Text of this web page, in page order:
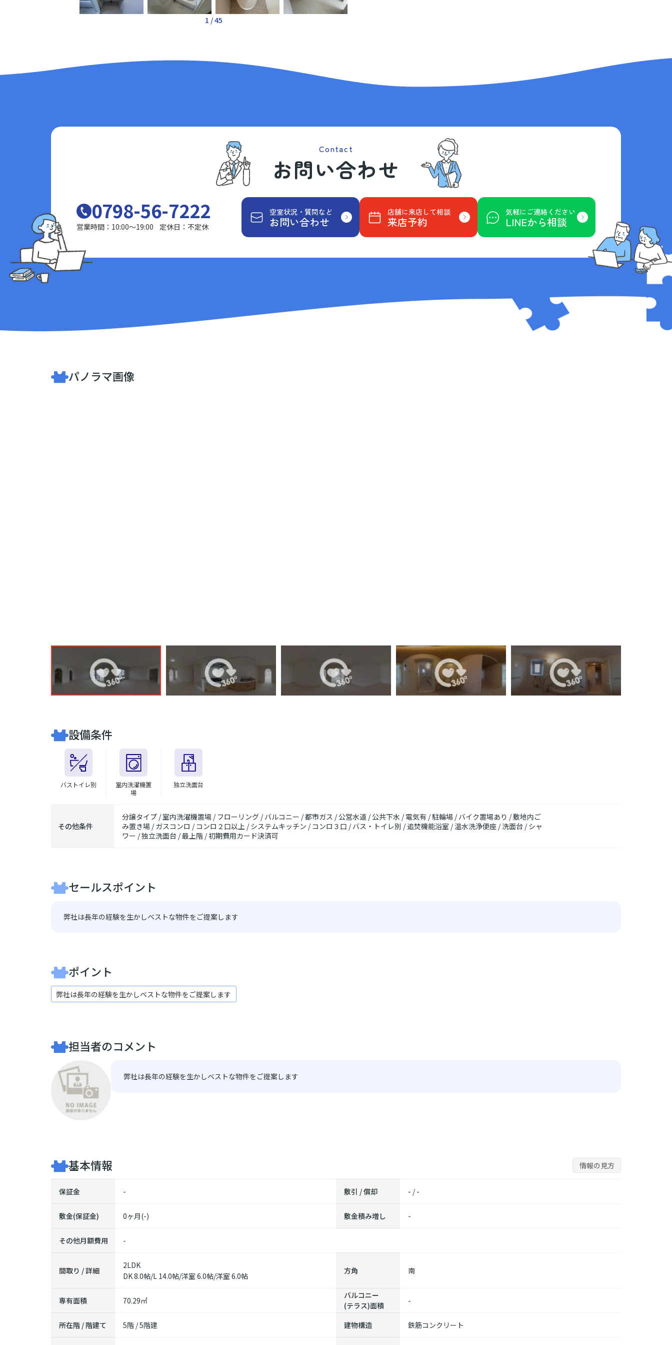
1 /45
Contact
お問い合わせ
0798-56-7222
営業時間：10:00～19:00 定休日：不定休
空室状況・質問など
お問い合わせ
店舗に来店して相談
来店予約
気軽にご連絡ください
LINEから相談
パノラマ画像
設備条件
バストイレ別
室内洗濯機置
場
独立洗面台
その他条件
分譲タイプ / 室内洗濯機置場 / フローリング / バルコニー / 都市ガス / 公営水道 / 公共下水 / 電気有 / 駐輪場 / バイク置場あり / 敷地内ご
み置き場 / ガスコンロ / コンロ２口以上 / システムキッチン / コンロ３口 / バス・トイレ別 / 追焚機能浴室 / 温水洗浄便座 / 洗面台 / シャ
ワー / 独立洗面台 / 最上階 / 初期費用カード決済可
セールスポイント
弊社は長年の経験を生かしベストな物件をご提案します
ポイント
弊社は長年の経験を生かしベストな物件をご提案します
担当者のコメント
弊社は長年の経験を生かしベストな物件をご提案します
基本情報 情報の見方
保証金 - 敷引 / 償却 - / -
敷金(保証金) 0ヶ月(-) 敷金積み増し -
その他月額費用 -
間取り / 詳細
2LDK
DK 8.0帖/L 14.0帖/洋室 6.0帖/洋室 6.0帖
方角 南
専有面積 70.29㎡
バルコニー
(テラス)面積
-
所在階 / 階建て 5階 / 5階建 建物構造 鉄筋コンクリート